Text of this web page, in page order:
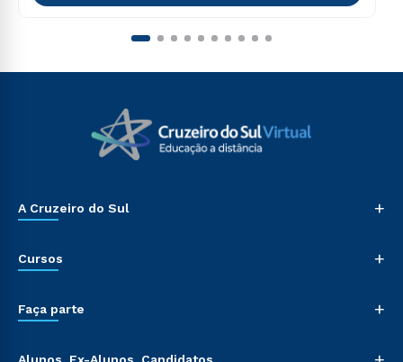
A Cruzeiro do Sul +
Cursos +
Faça parte +